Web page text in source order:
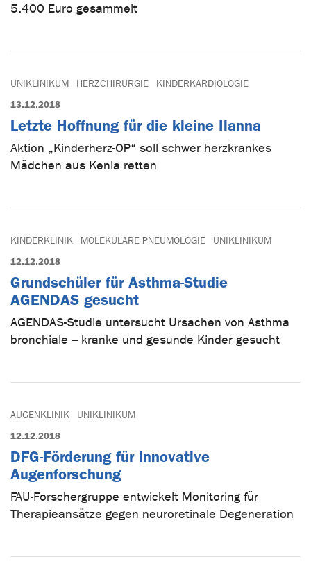
5.400 Euro gesammelt
UNIKLINIKUM HERZCHIRURGIE KINDERKARDIOLOGIE
13.12.2018
Letzte Hoffnung für die kleine Ilanna
Aktion „Kinderherz-OP“ soll schwer herzkrankes
Mädchen aus Kenia retten
KINDERKLINIK MOLEKULARE PNEUMOLOGIE UNIKLINIKUM
12.12.2018
Grundschüler für Asthma-Studie
AGENDAS gesucht
AGENDAS-Studie untersucht Ursachen von Asthma
bronchiale – kranke und gesunde Kinder gesucht
AUGENKLINIK UNIKLINIKUM
12.12.2018
DFG-Förderung für innovative
Augenforschung
FAU-Forschergruppe entwickelt Monitoring für
Therapieansätze gegen neuroretinale Degeneration